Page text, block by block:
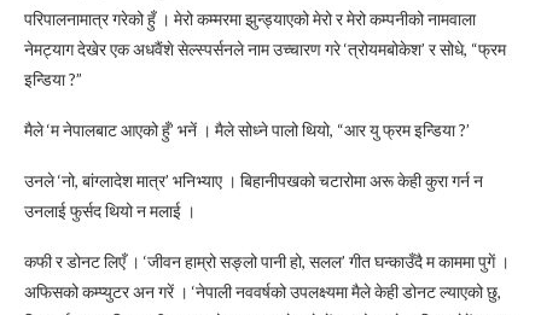
परिपालनामात्र गरेको हुँ । मेरो कम्मरमा झुन्ड्याएको मेरो र मेरो कम्पनीको नामवाला
नेमट्याग देखेर एक अधवैंशे सेल्स्पर्सनले नाम उच्चारण गरे ‘त्रोयमबोकेश’ र सोधे, “फ्रम
इन्डिया ?”
मैले ‘म नेपालबाट आएको हुँ’ भनें । मैले सोध्ने पालो थियो, “आर यु फ्रम इन्डिया ?’
उनले ‘नो, बांग्लादेश मात्र’ भनिभ्याए । बिहानीपखको चटारोमा अरू केही कुरा गर्न न
उनलाई फुर्सद थियो न मलाई ।
कफी र डोनट लिएँ । ‘जीवन हाम्रो सङ्लो पानी हो, सलल’ गीत घन्काउँदै म काममा पुगें ।
अफिसको कम्प्युटर अन गरें । ‘नेपाली नववर्षको उपलक्ष्यमा मैले केही डोनट ल्याएको छु,